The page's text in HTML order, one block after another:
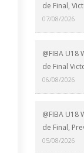
de Final,
07/08/2026
@FIBA U18
de Final
06/08/2026
@FIBA U18
de Final,
05/08/2026